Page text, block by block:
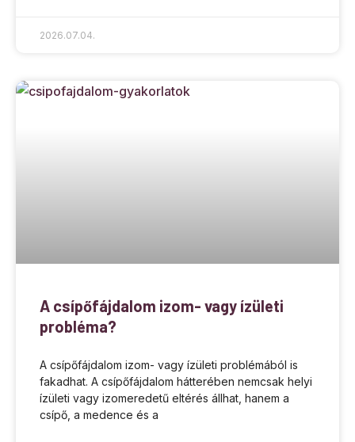
2026.07.04.
A csípőfájdalom izom- vagy ízületi
probléma?
A csípőfájdalom izom- vagy ízületi problémából is
fakadhat. A csípőfájdalom hátterében nemcsak helyi
ízületi vagy izomeredetű eltérés állhat, hanem a
csípő, a medence és a